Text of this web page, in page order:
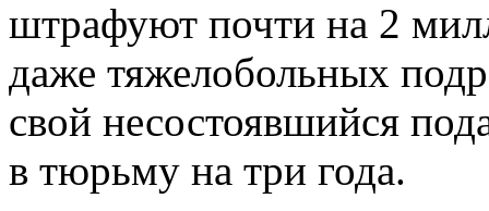
штрафуют почти на 2
даже тяжелобольных
свой несостоявшийся
в тюрьму на три года.